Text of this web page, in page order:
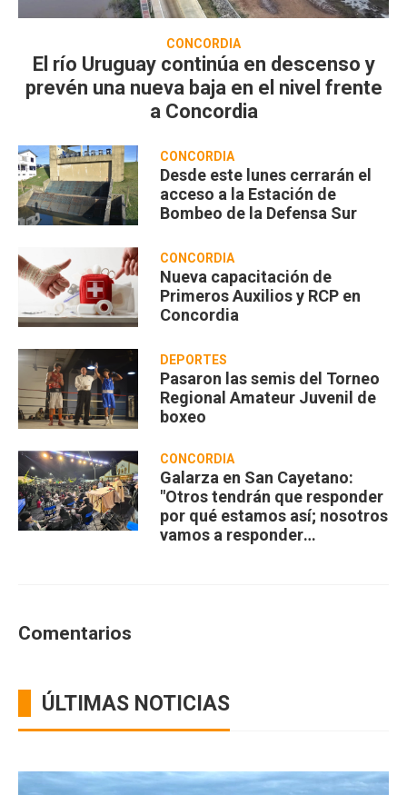
CONCORDIA
El río Uruguay continúa en descenso y
prevén una nueva baja en el nivel frente
a Concordia
CONCORDIA
Desde este lunes cerrarán el
acceso a la Estación de
Bombeo de la Defensa Sur
CONCORDIA
Nueva capacitación de
Primeros Auxilios y RCP en
Concordia
DEPORTES
Pasaron las semis del Torneo
Regional Amateur Juvenil de
boxeo
CONCORDIA
Galarza en San Cayetano:
"Otros tendrán que responder
por qué estamos así; nosotros
vamos a responder
Comentarios
ÚLTIMAS NOTICIAS